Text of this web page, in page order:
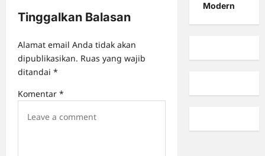
t
i
o
n
Tinggalkan Balasan
Alamat email Anda tidak akan
dipublikasikan. Ruas yang wajib
ditandai *
Komentar *
Modern